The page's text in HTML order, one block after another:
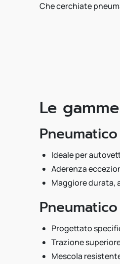
Che cerchiate
Le
Ideale per
Aderenza
Maggiore durata,
Progettato
Trazione
Mescola